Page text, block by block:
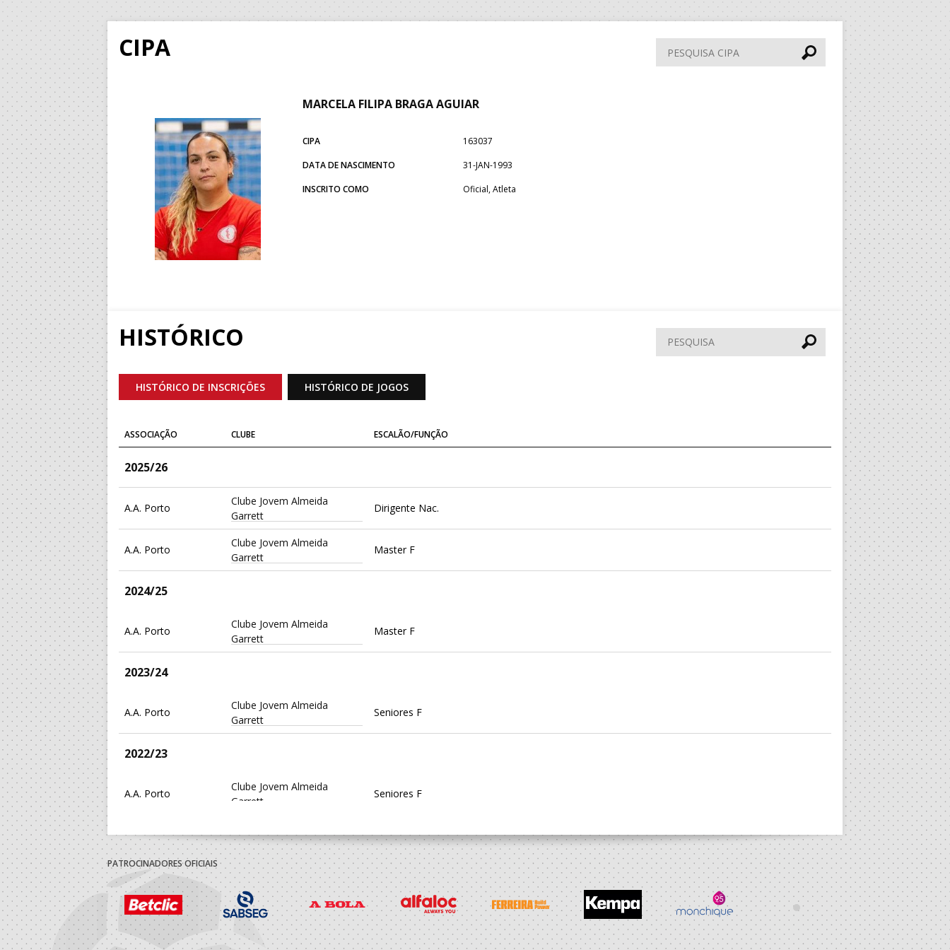
CIPA
Pesquisa
CIPA
MARCELA FILIPA BRAGA AGUIAR
CIPA
163037
DATA DE NASCIMENTO
31-JAN-1993
INSCRITO COMO
Oficial, Atleta
HISTÓRICO Pesquisar
HISTÓRICO DE INSCRIÇÕES HISTÓRICO DE JOGOS
ASSOCIAÇÃO CLUBE ESCALÃO/FUNÇÃO
2025/26
A.A. Porto
Clube Jovem Almeida
Garrett
Dirigente Nac.
A.A. Porto
Clube Jovem Almeida
Garrett
Master F
2024/25
A.A. Porto
Clube Jovem Almeida
Garrett
Master F
2023/24
A.A. Porto
Clube Jovem Almeida
Garrett
Seniores F
2022/23
A.A. Porto
Clube Jovem Almeida
Garrett
Seniores F
2021/22
A.A. Porto
A.D.MODICUS SANDIM -
Movimento Dinâmico
Cultural Sandim
Seniores F
2020/21
PATROCINADORES OFICIAIS